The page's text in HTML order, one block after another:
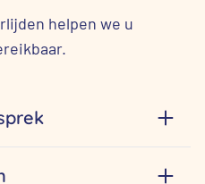
helpen we u